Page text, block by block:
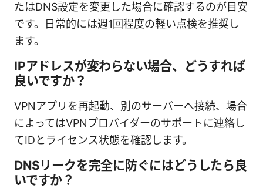
たはDNS設定を変更した場合に確認するのが目安
です。日常的には週1回程度の軽い点検を推奨し
ます。
IPアドレスが変わらない場合、どうすれば
良いですか？
VPNアプリを再起動、別のサーバーへ接続、場合
によってはVPNプロバイダーのサポートに連絡し
てIDとライセンス状態を確認します。
DNSリークを完全に防ぐにはどうしたら良
いですか？